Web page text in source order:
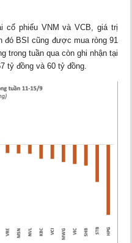
cổ phiếu VNM và VCB, giá trị
đó BSI cũng được mua ròng 91
trong tuần qua còn ghi nhận tại
tỷ đồng và 60 tỷ đồng.